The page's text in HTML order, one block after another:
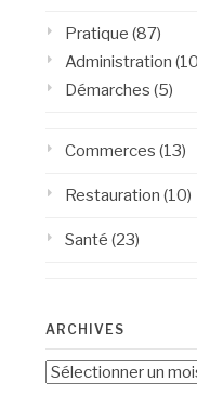
Pratique (87)
Administration
Démarches (5)
Commerces (13)
Restauration (10)
Santé (23)
ARCHIVES
Archives